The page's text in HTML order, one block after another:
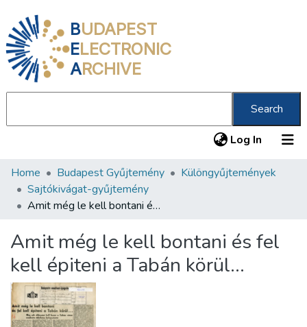
BUDAPEST
ELECTRONIC
ARCHIVE
Search
Log In (current)
Communities & Collections
All of DSpace
About us
Home Budapest Gyűjtemény
Különgyűjtemények
Sajtókivágat-gyűjtemény
Amit még le kell bontani és fel kell épiteni a Tabán körül...
Amit még le kell bontani és fel
kell épiteni a Tabán körül...